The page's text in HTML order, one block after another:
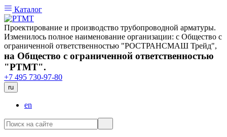
Каталог
Проектирование и производство трубопроводной арматуры.
Изменилось полное наименование организации: с Общество с
ограниченной ответственностью "РОСТРАНСМАШ Трейд",
на Общество с ограниченной ответственностью
"РТМТ".
+7 495 730-97-80
ru
en